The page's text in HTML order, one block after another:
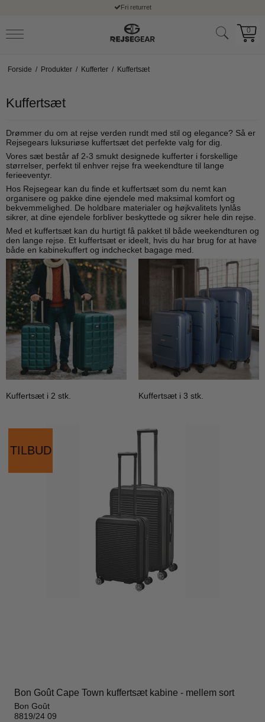
Trustpilot
0
Forside / Produkter / Kufferter / Kuffertsæt
Kuffertsæt
Drømmer du om at rejse verden rundt med stil og elegance? Så er
Rejsegears luksuriøse kuffertsæt det perfekte valg for dig.
Vores sæt består af 2-3 smukt designede kufferter i forskellige
størrelser, perfekt til enhver rejse fra weekendture til lange
ferieeventyr.
Hos Rejsegear kan du finde et kuffertsæt som du nemt kan
organisere og pakke dine ejendele med maksimal komfort og
bekvemmelighed. De holdbare materialer og højkvalitets lynlås
sikrer, at dine ejendele forbliver beskyttede og sikrer hele din rejse.
Med et kuffertsæt kan du hurtigt få pakket til både weekendturen og
den lange rejse. Et kuffertsæt er ideelt, hvis du har brug for at have
både en kabinekuffert og indchecket bagage med.
Kuffertsæt i 2 stk. Kuffertsæt i 3 stk.
TILBUD
Bon Goût Cape Town kuffertsæt kabine - mellem sort
Bon Goût
8819/24 09